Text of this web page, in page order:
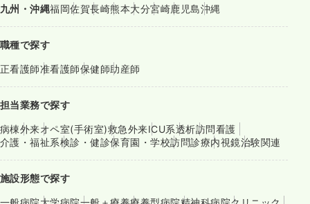
九州・沖縄福岡佐賀長崎熊本大分宮崎鹿児島沖縄
職種で探す
正看護師准看護師保健師助産師
担当業務で探す
病棟外来オペ室(手術室)救急外来ICU系透析訪問看護
介護・福祉系検診・健診保育園・学校訪問診療内視鏡治験関連
施設形態で探す